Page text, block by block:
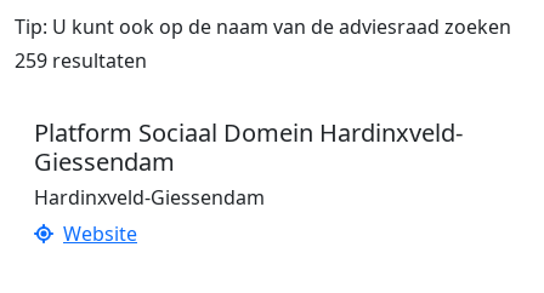
Tip: U kunt ook op de naam van de adviesraad zoeken
259 resultaten
Platform Sociaal Domein Hardinxveld-
Giessendam
Hardinxveld-Giessendam
Website